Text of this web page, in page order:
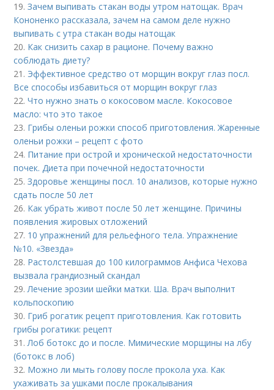
19.Зачем выпивать стакан воды утром натощак. Врач
Кононенко рассказала, зачем на самом деле нужно
выпивать с утра стакан воды натощак
20. Как снизить сахар в рационе. Почему важно
соблюдать диету?
21. Эффективное средство от морщин вокруг глаз посл.
Все способы избавиться от морщин вокруг глаз
22.Что нужно знать о кокосовом масле. Кокосовое
масло: что это такое
23. Грибы оленьи рожки способ приготовления. Жаренные
оленьи рожки – рецепт с фото
24. Питание при острой и хронической недостаточности
почек. Диета при почечной недостаточности
25.Здоровье женщины посл. 10 анализов, которые нужно
сдать после 50 лет
26. Как убрать живот после 50 лет женщине. Причины
появления жировых отложений
27. 10 упражнений для рельефного тела. Упражнение
№10. «Звезда»
28. Растолстевшая до 100 килограммов Анфиса Чехова
вызвала грандиозный скандал
29.Лечение эрозии шейки матки. Ша. Врач выполнит
кольпоскопию
30. Гриб рогатик рецепт приготовления. Как готовить
грибы рогатики: рецепт
31.Лоб ботокс до и после. Мимические морщины на лбу
(ботокс в лоб)
32. Можно ли мыть голову после прокола уха. Как
ухаживать за ушками после прокалывания